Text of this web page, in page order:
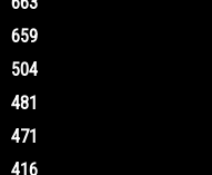
659
504
481
471
416